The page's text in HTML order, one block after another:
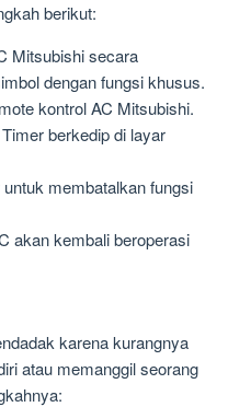
berikut:
Mitsubishi secara
dengan fungsi khusus.
kontrol AC Mitsubishi.
berkedip di layar
membatalkan fungsi
akan kembali beroperasi
karena kurangnya
atau memanggil seorang